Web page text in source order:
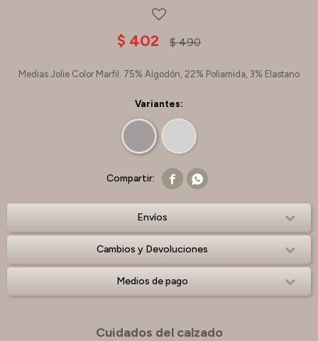
$ 402 $ 490
Medias Jolie Color Marfil. 75% Algodón, 22% Poliamida, 3% Elastano
Variantes:
 
Envíos
Cambios y Devoluciones
Medios de pago
Cuidados del calzado